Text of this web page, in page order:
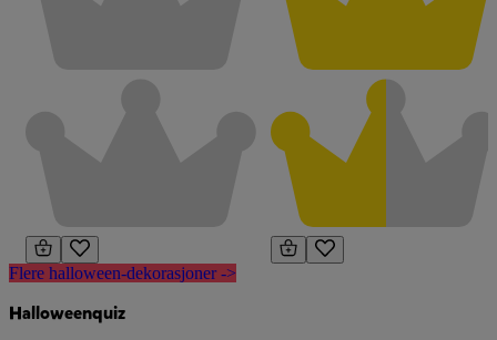
Flere halloween-dekorasjoner ->
Halloweenquiz